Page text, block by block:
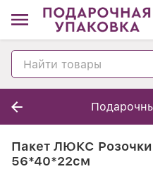
Пакет ЛЮКС
56*40*22см